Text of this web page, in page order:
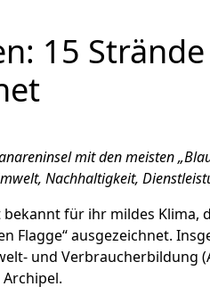
15
mit den meisten
Nachhaltigkeit,
für ihr mildes
Flagge“ ausgezeichnet.
und Verbraucherbildung